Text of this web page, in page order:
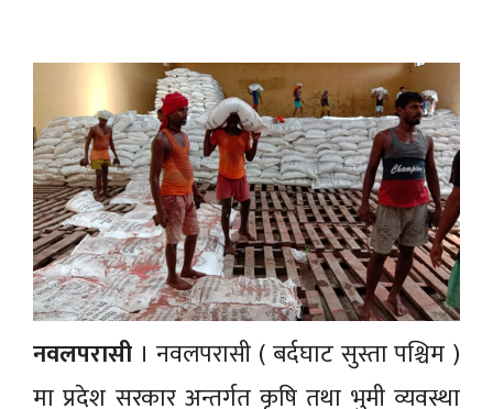
नवलपरासी । नवलपरासी ( बर्दघाट सुस्ता पश्चिम )
मा प्रदेश सरकार अन्तर्गत कृषि तथा भुमी व्यवस्था